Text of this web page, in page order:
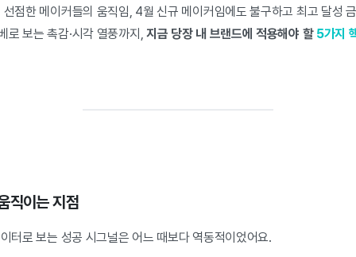
점한 메이커들의 움직임, 4월 신규 메이커임에도 불구하고 최고 달성
로 보는 촉감·시각 열풍까지, 지금 당장 내 브랜드에 적용해야 할 5가지
직이는 지점
터로 보는 성공 시그널은 어느 때보다 역동적이었어요.